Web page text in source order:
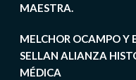
MAESTRA.
MELCHOR OCAMPO Y
SELLAN ALIANZA
MÉDICA